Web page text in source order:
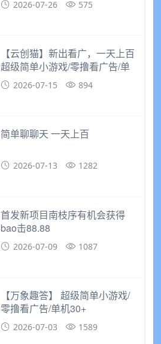
2026-07-26 575
【云创猫】新出看广，一天上百
超级简单小游戏/零撸看广告/单
机30+2026-07-15 894
简单聊聊天 一天上百
2026-07-13 1282
首发新项目南枝序有机会获得
bao击88.88
2026-07-09 1087
【万象趣答】 超级简单小游戏/
零撸看广告/单机30+​
2026-07-03 1589